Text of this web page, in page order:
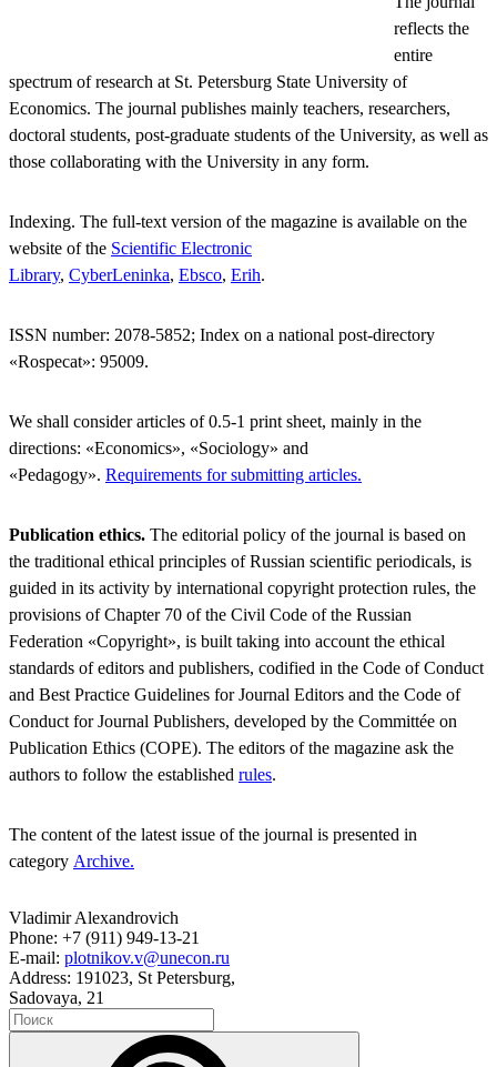
reflects the
entire
spectrum of research at St. Petersburg State University of
Economics. The journal publishes mainly teachers, researchers,
doctoral students, post-graduate students of the University, as well as
those collaborating with the University in any form.
Indexing. The full-text version of the magazine is available on the
website of the Scientific Electronic
Library, CyberLeninka, Ebsco, Erih.
ISSN number: 2078-5852; Index on a national post-directory
«Rospecat»: 95009.
We shall consider articles of 0.5-1 print sheet, mainly in the
directions: «Economics», «Sociology» and
«Pedagogy». Requirements for submitting articles.
Publication ethics. The editorial policy of the journal is based on
the traditional ethical principles of Russian scientific periodicals, is
guided in its activity by international copyright protection rules, the
provisions of Chapter 70 of the Civil Code of the Russian
Federation «Copyright», is built taking into account the ethical
standards of editors and publishers, codified in the Code of Conduct
and Best Practice Guidelines for Journal Editors and the Code of
Conduct for Journal Publishers, developed by the Committée on
Publication Ethics (COPE). The editors of the magazine ask the
authors to follow the established rules.
The content of the latest issue of the journal is presented in
category Archive.
Vladimir Alexandrovich
Phone: +7 (911) 949-13-21
E-mail: plotnikov.v@unecon.ru
Address: 191023, St Petersburg,
Sadovaya, 21